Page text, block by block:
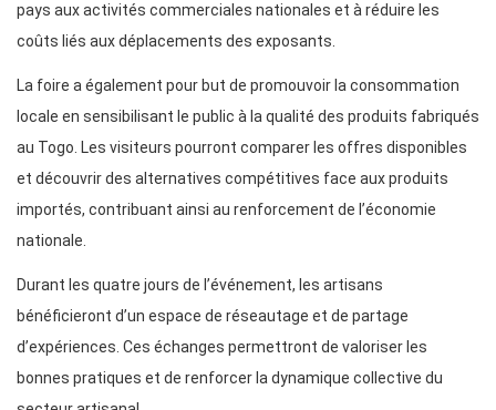
pays aux activités commerciales nationales et à réduire les
coûts liés aux déplacements des exposants.
La foire a également pour but de promouvoir la consommation
locale en sensibilisant le public à la qualité des produits fabriqués
au Togo. Les visiteurs pourront comparer les offres disponibles
et découvrir des alternatives compétitives face aux produits
importés, contribuant ainsi au renforcement de l’économie
nationale.
Durant les quatre jours de l’événement, les artisans
bénéficieront d’un espace de réseautage et de partage
d’expériences. Ces échanges permettront de valoriser les
bonnes pratiques et de renforcer la dynamique collective du